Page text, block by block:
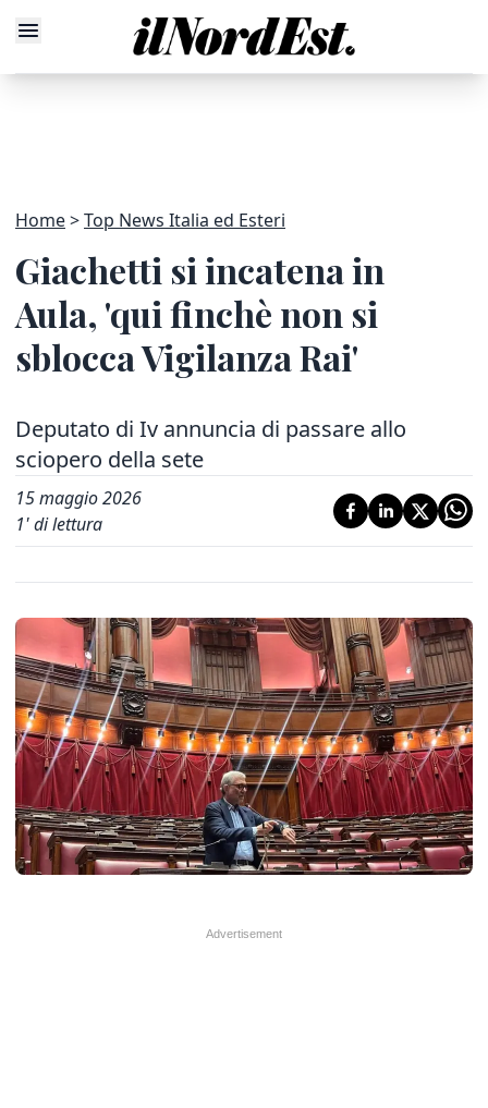
Home Top News Italia ed Esteri
Giachetti si incatena in
Aula, 'qui finchè non si
sblocca Vigilanza Rai'
Deputato di Iv annuncia di passare allo
sciopero della sete
15 maggio 2026
1' di lettura